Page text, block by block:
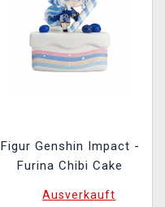
Figur Genshin Impact -
Furina Chibi Cake
Ausverkauft